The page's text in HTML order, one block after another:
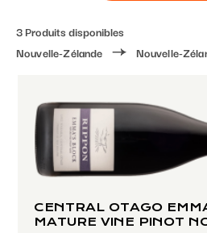
RéZin
530, rue St-Zotique Est
Paramétrer les cookies
3 Produits disponibles
Nouvelle-Zélande
Nouvelle-
CENTRAL OTAGO
MATURE VINE PINOT